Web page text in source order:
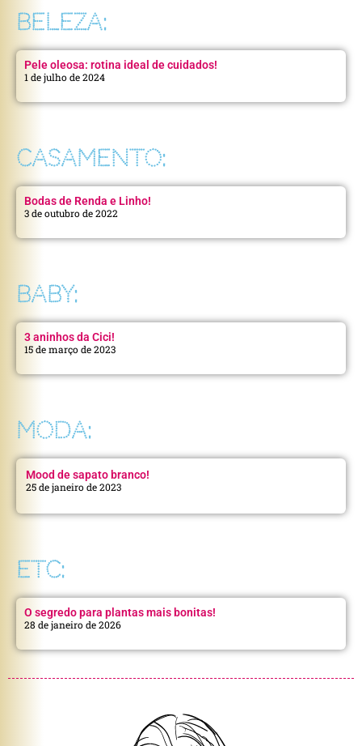
BELEZA:
Pele oleosa: rotina ideal de cuidados!
1 de julho de 2024
CASAMENTO:
Bodas de Renda e Linho!
3 de outubro de 2022
BABY:
3 aninhos da Cici!
15 de março de 2023
MODA:
Mood de sapato branco!
25 de janeiro de 2023
ETC:
O segredo para plantas mais bonitas!
28 de janeiro de 2026